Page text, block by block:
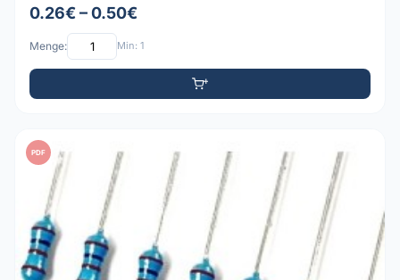
0.26€ – 0.50€
Menge: Min: 1
PDF